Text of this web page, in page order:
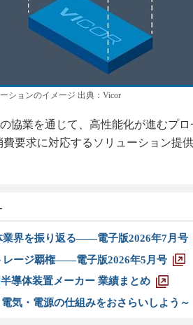
ションのイメージ 出典：Vicor
協業を通じて、高性能化が進むプ
要求に対応するソリューション提
業界を振り返る――電子版2026年7月号
レージ覇権――電子版2026年5月号
導体装置メーカー 業績まとめ
気・電源の仕組みをおさらいしよう～